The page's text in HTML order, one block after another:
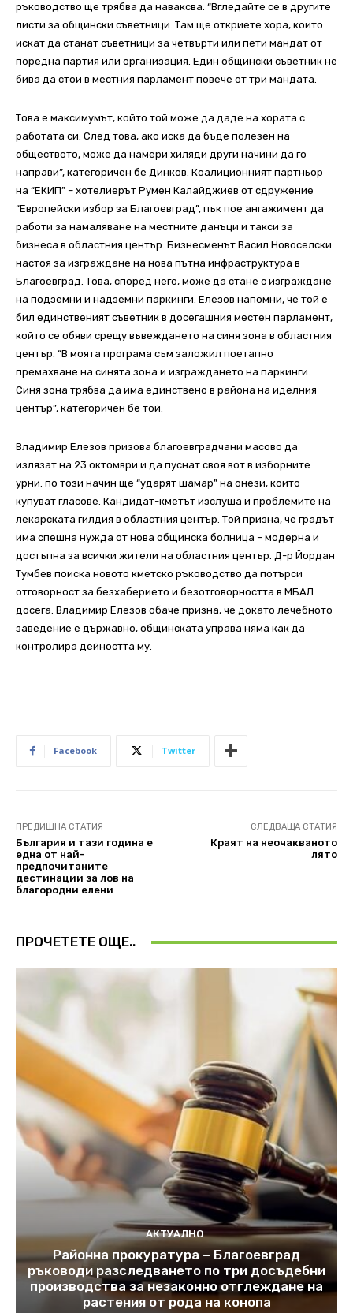
ръководство ще трябва да наваксва. “Вгледайте се в другите
листи за общински съветници. Там ще откриете хора, които
искат да станат съветници за четвърти или пети мандат от
поредна партия или организация. Един общински съветник не
бива да стои в местния парламент повече от три мандата.
Това е максимумът, който той може да даде на хората с
работата си. След това, ако иска да бъде полезен на
обществото, може да намери хиляди други начини да го
направи”, категоричен бе Динков. Коалиционният партньор
на “ЕКИП” – хотелиерът Румен Калайджиев от сдружение
“Европейски избор за Благоевград”, пък пое ангажимент да
работи за намаляване на местните данъци и такси за
бизнеса в областния център. Бизнесменът Васил Новоселски
настоя за изграждане на нова пътна инфраструктура в
Благоевград. Това, според него, може да стане с изграждане
на подземни и надземни паркинги. Елезов напомни, че той е
бил единственият съветник в досегашния местен парламент,
който се обяви срещу въвеждането на синя зона в областния
център. “В моята програма съм заложил поетапно
премахване на синята зона и изграждането на паркинги.
Синя зона трябва да има единствено в района на иделния
център”, категоричен бе той.
Владимир Елезов призова благоевградчани масово да
излязат на 23 октомври и да пуснат своя вот в изборните
урни. по този начин ще “ударят шамар” на онези, които
купуват гласове. Кандидат-кметът изслуша и проблемите на
лекарската гилдия в областния център. Той призна, че градът
има спешна нужда от нова общинска болница – модерна и
достъпна за всички жители на областния център. Д-р Йордан
Тумбев поиска новото кметско ръководство да потърси
отговорност за безхаберието и безотговорността в МБАЛ
досега. Владимир Елезов обаче призна, че докато лечебното
заведение е държавно, общинската управа няма как да
контролира дейността му.
Facebook Twitter
ПРЕДИШНА СТАТИЯ
България и тази година е
една от най-
предпочитаните
дестинации за лов на
благородни елени
СЛЕДВАЩА СТАТИЯ
Краят на неочакваното
лято
ПРОЧЕТЕТЕ ОЩЕ..
АКТУАЛНО
Районна прокуратура – Благоевград
ръководи разследването по три досъдебни
производства за незаконно отглеждане на
растения от рода на конопа